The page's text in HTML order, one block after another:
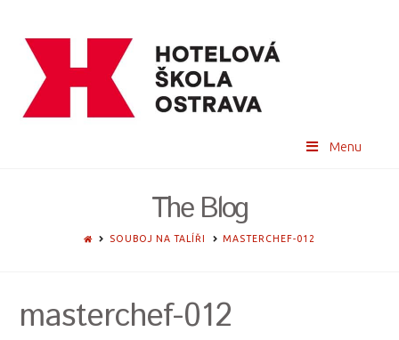
Menu
The Blog
HOMESOUBOJ NA TALÍŘI MASTERCHEF-012
masterchef-012